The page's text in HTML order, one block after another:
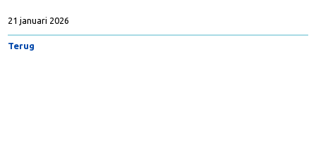
21 januari 2026